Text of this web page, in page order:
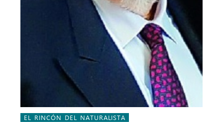
EL RINCÓN DEL NATURALISTA